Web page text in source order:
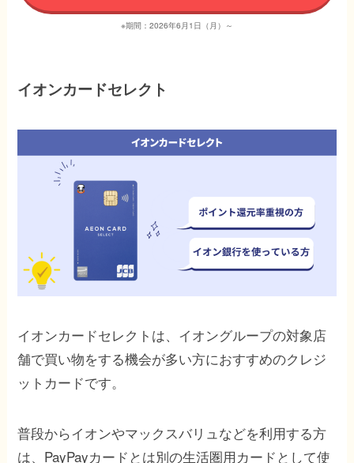
※期間：2026年6月1日（月）～
イオンカードセレクト
イオンカードセレクトは、イオングループの対象店
舗で買い物をする機会が多い方におすすめのクレジ
ットカードです。
普段からイオンやマックスバリュなどを利用する方
は、PayPayカードとは別の生活圏用カードとして使